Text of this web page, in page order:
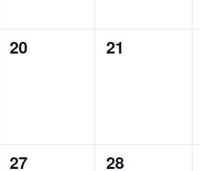
0
20
0
21
0
27
0
28